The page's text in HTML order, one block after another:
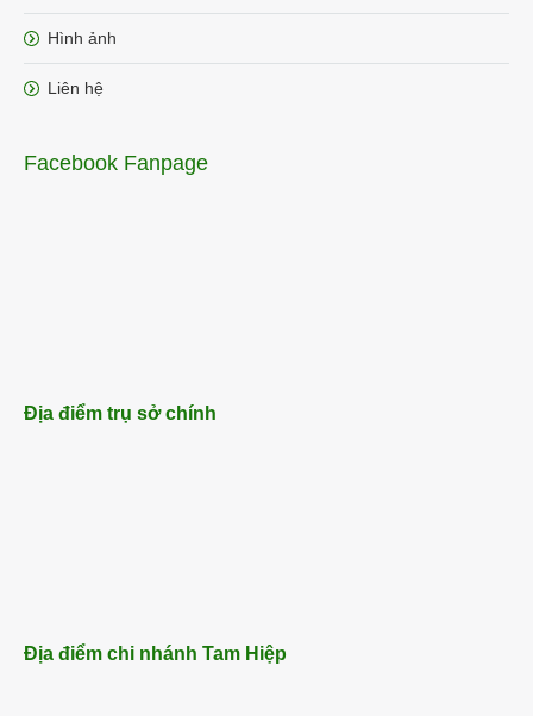
Hình ảnh
Liên hệ
Facebook Fanpage
Địa điểm trụ sở chính
Địa điểm chi nhánh Tam Hiệp